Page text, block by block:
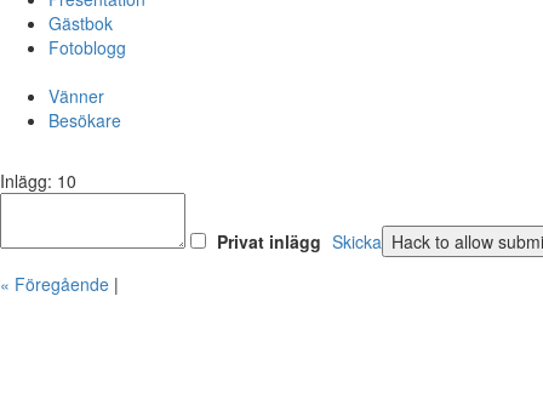
Gästbok
Fotoblogg
Vänner
Besökare
Inlägg: 10
Privat inlägg Skicka
« Föregående |